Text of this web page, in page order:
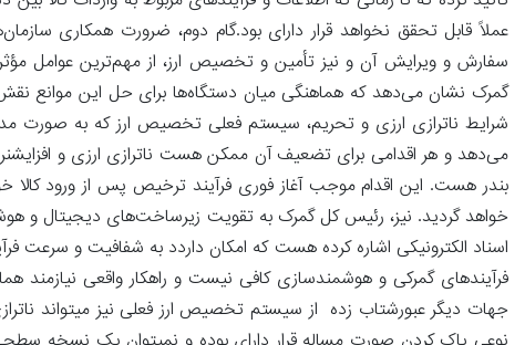
عملاً قابل تحقق نخواهد قرار دارای بود.گام دوم، ضرورت همکاری
سفارش و ویرایش آن و نیز تأمین و تخصیص ارز، از مهم‌ترین عوامل
گمرک نشان می‌دهد که هماهنگی میان دستگاه‌ها برای حل این موانع نقش
شرایط ناترازی ارزی و تحریم، سیستم فعلی تخصیص ارز که به صورت
می‌دهد و هر اقدامی برای تضعیف آن ممکن هست ناترازی ارزی و
بندر هست. این اقدام موجب آغاز فوری فرآیند ترخیص پس از ورود
خواهد گردید. نیز، رئیس کل گمرک به تقویت زیرساخت‌های دیجیتال و
اسناد الکترونیکی اشاره کرده هست که امکان داردد به شفافیت و سرعت
فرآیندهای گمرکی و هوشمندسازی کافی نیست و راهکار واقعی
جهات دیگر عبورشتاب زده از سیستم تخصیص ارز فعلی نیز میتواند